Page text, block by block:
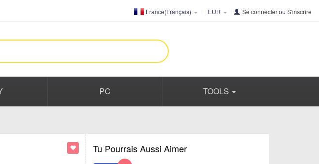
France(Français) EUR Se connecterou S'inscrire
PC TOOLS
Tu Pourrais Aussi Aimer